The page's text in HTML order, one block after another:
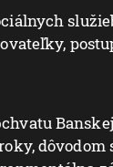
dôvodom